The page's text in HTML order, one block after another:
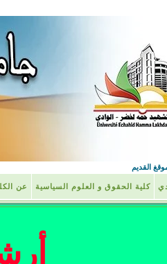
القديم
كلية الحقوق و العلوم السياسية عن